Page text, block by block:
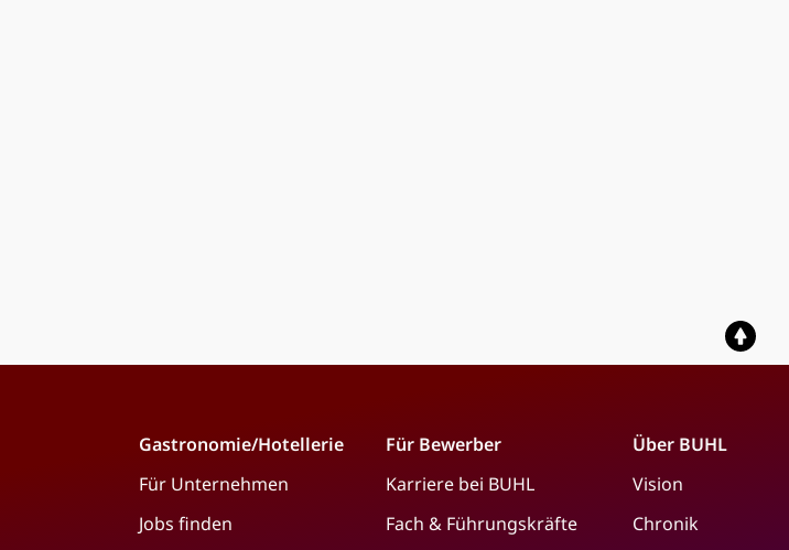
Gastronomie/Hotellerie
Für Unternehmen
Jobs finden
Für Bewerber
Karriere bei BUHL
Fach & Führungskräfte
Über BUHL
Vision
Chronik